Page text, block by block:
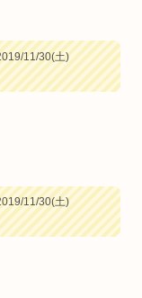
11/30(土)
11/30(土)